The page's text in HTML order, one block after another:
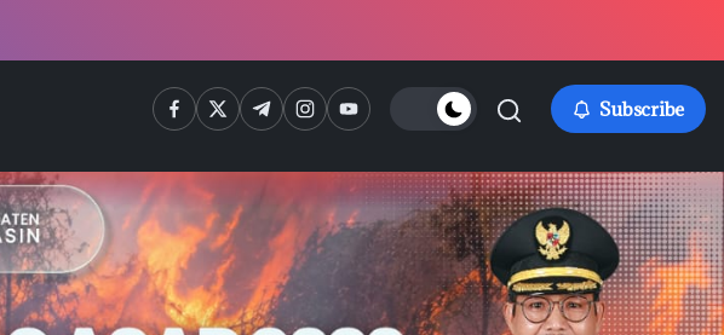
https://www.facebook.com/
https://twitter.com/
https://t.me/
https://www.instagram.com/
https://youtube.com/ Subscribe